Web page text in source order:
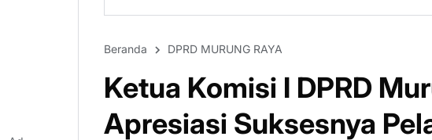
Beranda DPRD MURUNG RAYA
Ketua Komisi I DPRD
Apresiasi Suksesnya